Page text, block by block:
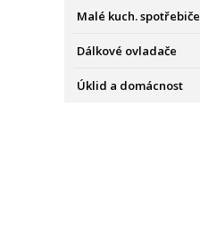
Malé kuch. spotřebiče
Dálkové ovladače
Úklid a domácnost